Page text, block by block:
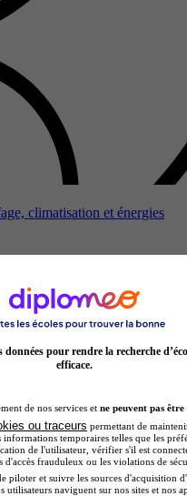
climatisation et énergies
au LPO Lycée polyvalent
spécialisés dans
pour rendre la recherche
efficace.
de nos services et ne peuvent pas être
ou traceurs permettant de
temporaires telles que les
de l'utilisateur, vérifier s'il est
d'accès frauduleux ou les violations de
piloter et suivre les sources d'acquisition
naviguent sur nos sites et nos